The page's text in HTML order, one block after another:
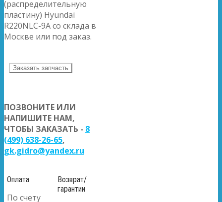
(распределительную
пластину) Hyundai
R220NLC-9A со склада в
Москве или под заказ.
Заказать запчасть
ПОЗВОНИТЕ ИЛИ
НАПИШИТЕ НАМ,
ЧТОБЫ ЗАКАЗАТЬ - 8
(499) 638-26-65,
gk.gidro@yandex.ru
Оплата
По счету
Возврат/
гарантии